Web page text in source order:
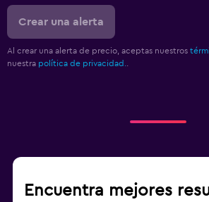
Crear una alerta
Al crear una alerta de precio, aceptas nuestros
nuestra política de privacidad.
Encuentra mejores